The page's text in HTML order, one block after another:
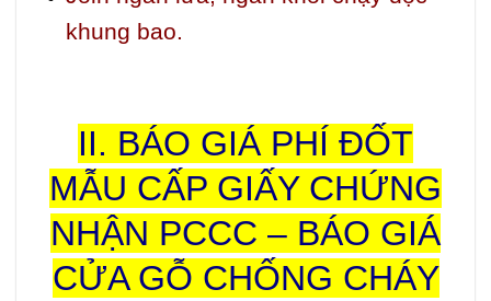
khung bao.
II. BÁO GIÁ PHÍ ĐỐT
MẪU CẤP GIẤY CHỨNG
NHẬN PCCC – BÁO GIÁ
CỬA GỖ CHỐNG CHÁY